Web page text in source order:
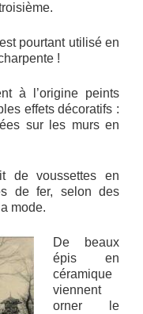
pourtant utilisé en
!
à l’origine peints
effets décoratifs :
sur les murs en
de voussettes en
de fer, selon des
mode.
De beaux
épis en
céramique
viennent
orner le